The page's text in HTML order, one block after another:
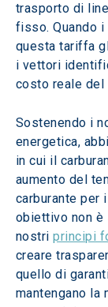
trasporto di
fisso. Quando
questa tariffa
i vettori
costo reale del
Sostenendo i
energetica,
in cui il
aumento del
carburante per
obiettivo non
nostri principi
creare
quello di
mantengano